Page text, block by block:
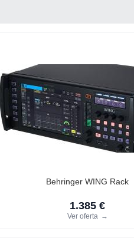
Behringer WING Rack
1.385 €
Ver oferta →